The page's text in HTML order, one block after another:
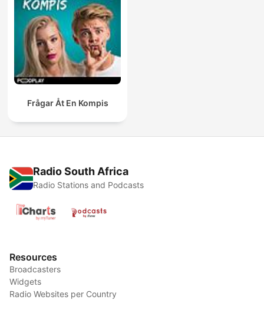
Frågar Åt En Kompis
Radio South Africa
Radio Stations and Podcasts
Resources
Broadcasters
Widgets
Radio Websites per Country